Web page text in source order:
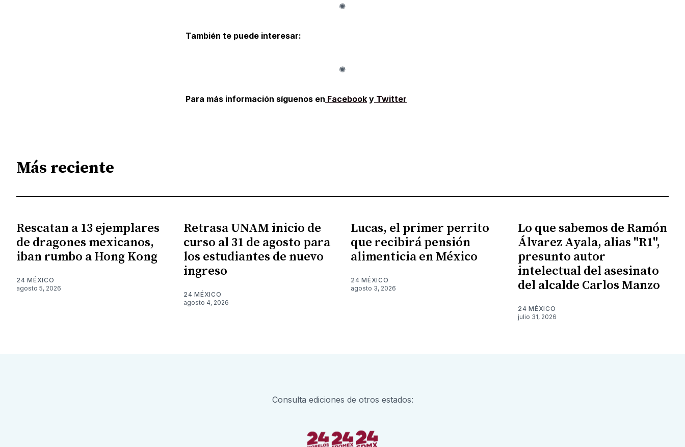
También te puede interesar:
Para más información síguenos en FacebookyTwitter
Más reciente
Rescatan a 13 ejemplares
de dragones mexicanos,
iban rumbo a Hong Kong
24 MÉXICO
agosto 5, 2026
Retrasa UNAM inicio de
curso al 31 de agosto para
los estudiantes de nuevo
ingreso
24 MÉXICO
agosto 4, 2026
Lucas, el primer perrito
que recibirá pensión
alimenticia en México
24 MÉXICO
agosto 3, 2026
Lo que sabemos de Ramón
Álvarez Ayala, alias "R1",
presunto autor
intelectual del asesinato
del alcalde Carlos Manzo
24 MÉXICO
julio 31, 2026
Consulta ediciones de otros estados: